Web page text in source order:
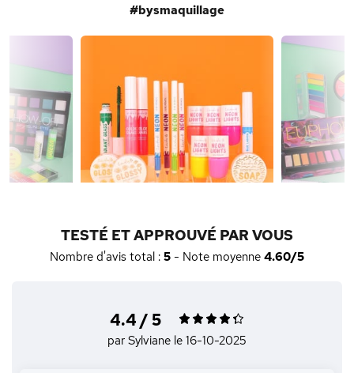
#bysmaquillage
TESTÉ ET APPROUVÉ PAR VOUS
Nombre d'avis total : 5 - Note moyenne 4.60/5
4.4 / 5
par Sylviane le 16-10-2025